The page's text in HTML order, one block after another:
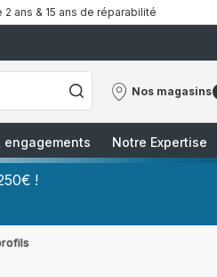
2 ans & 15 ans de réparabilité
Nos magasins
Nos
engagements
Notre Expertise
!